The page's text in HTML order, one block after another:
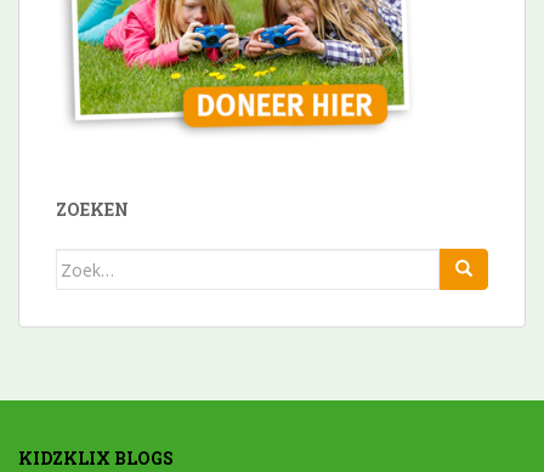
ZOEKEN
Zoek
KIDZKLIX BLOGS